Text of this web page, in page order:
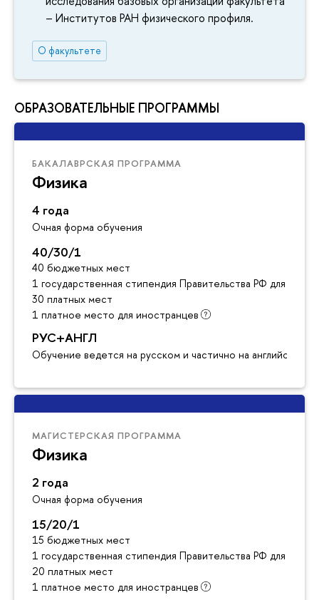
– Институтов РАН физического профиля.
О факультете
ОБРАЗОВАТЕЛЬНЫЕ ПРОГРАММЫ
БАКАЛАВРСКАЯ ПРОГРАММА
Физика
4 года
Очная форма обучения
40/30/1
40 бюджетных мест
1 государственная стипендия Правительства РФ для
30 платных мест
1 платное место для иностранцев
РУС+АНГЛ
Обучение ведется на русском и частично на английском
МАГИСТЕРСКАЯ ПРОГРАММА
Физика
2 года
Очная форма обучения
15/20/1
15 бюджетных мест
1 государственная стипендия Правительства РФ для
20 платных мест
1 платное место для иностранцев